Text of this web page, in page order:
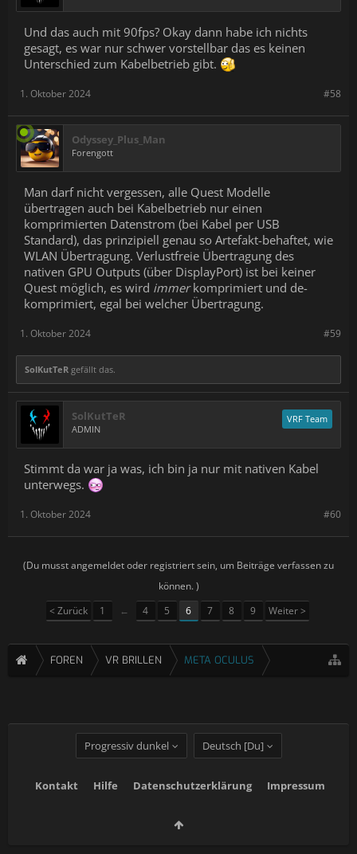
Und das auch mit 90fps? Okay dann habe ich nichts
gesagt, es war nur schwer vorstellbar das es keinen
Unterschied zum Kabelbetrieb gibt.
#58
1. Oktober 2024
Odyssey_Plus_Man
Forengott
Man darf nicht vergessen, alle Quest Modelle
übertragen auch bei Kabelbetrieb nur einen
komprimierten Datenstrom (bei Kabel per USB
Standard), das prinzipiell genau so Artefakt-behaftet, wie
WLAN Übertragung. Verlustfreie Übertragung des
nativen GPU Outputs (über DisplayPort) ist bei keiner
Quest möglich, es wird immerkomprimiert und de-
komprimiert, egal bei welcher Übertragung.
#59
1. Oktober 2024
SolKutTeR gefällt das.
SolKutTeR
ADMIN
VRF Team
Stimmt da war ja was, ich bin ja nur mit nativen Kabel
unterwegs.
#60
1. Oktober 2024
(Du musst angemeldet oder registriert sein, um Beiträge verfassen zu
können. )
< Zurück
1 ← 4 5 6 7 8 9 Weiter >
FOREN VR BRILLEN META OCULUS
Progressiv dunkel Deutsch [Du]
Kontakt Hilfe Datenschutzerklärung Impressum